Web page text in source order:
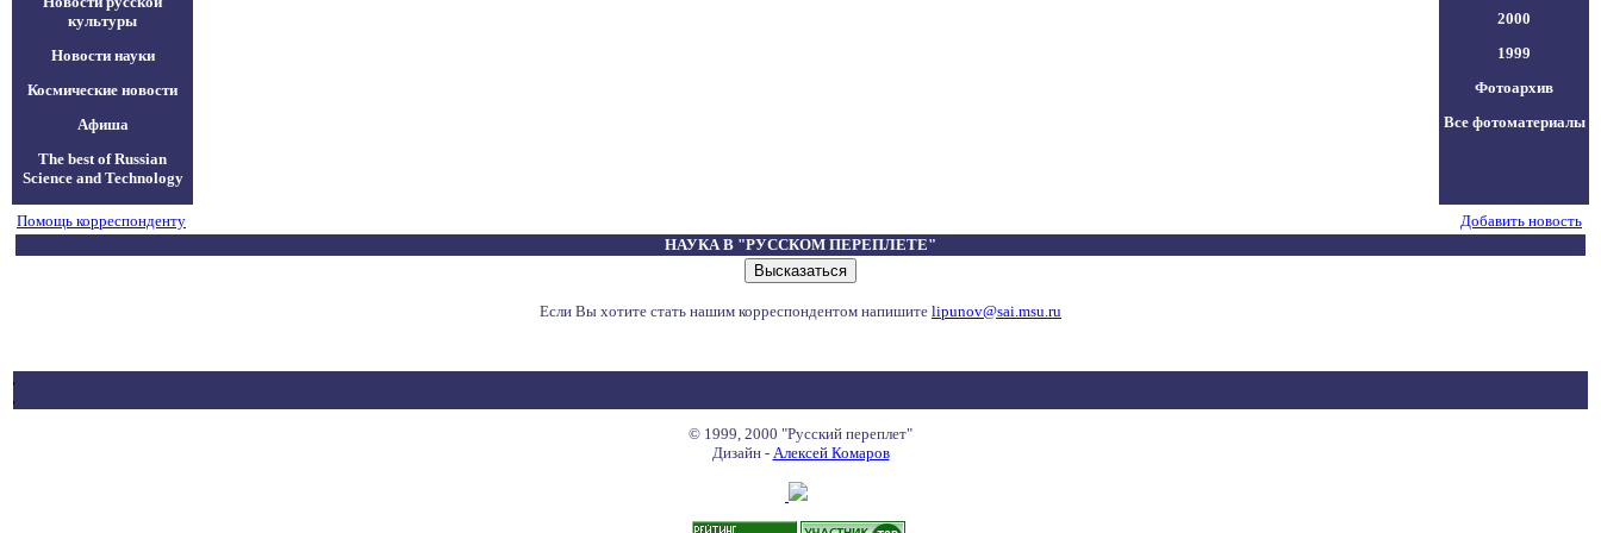
культуры
Новости науки
Космические новости
Афиша
The best of Russian
Science and Technology
2000
1999
Фотоархив
Все фотоматериалы
Помощь корреспонденту
Добавить новость
НАУКА В "РУССКОМ ПЕРЕПЛЕТЕ"
Если Вы хотите стать нашим корреспондентом напишите lipunov@sai.msu.ru
© 1999, 2000 "Русский переплет"
Дизайн - Алексей Комаров